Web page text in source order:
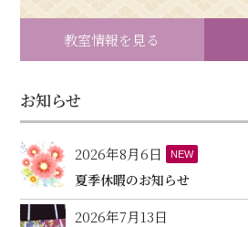
教室情報を見る
お知らせ
2026年8月6日 NEW
夏季休暇のお知らせ
2026年7月13日